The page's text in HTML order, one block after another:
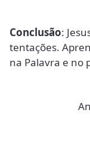
Conclusão:
tentações.
na Palavra e no